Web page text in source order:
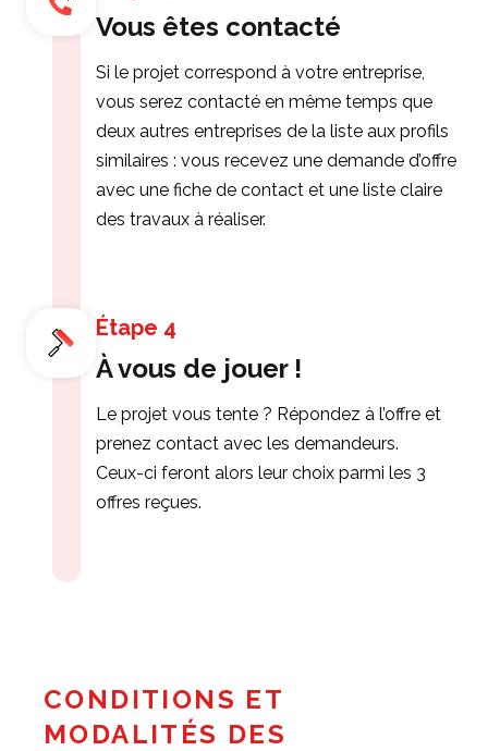
Vous êtes contacté
Si le projet correspond à votre entreprise,
vous serez contacté en même temps que
deux autres entreprises de la liste aux profils
similaires : vous recevez une demande d’offre
avec une fiche de contact et une liste claire
des travaux à réaliser.
Étape 4
À vous de jouer !
Le projet vous tente ? Répondez à l’offre et
prenez contact avec les demandeurs.
Ceux-ci feront alors leur choix parmi les 3
offres reçues.
CONDITIONS ET
MODALITÉS DES